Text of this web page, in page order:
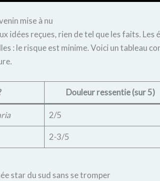
mise à nu
idées reçues, rien de tel que les faits. Les
: le risque est minime. Voici un tableau
Douleur ressentie (sur 5)
2/5
2-3/5
star du sud sans se tromper